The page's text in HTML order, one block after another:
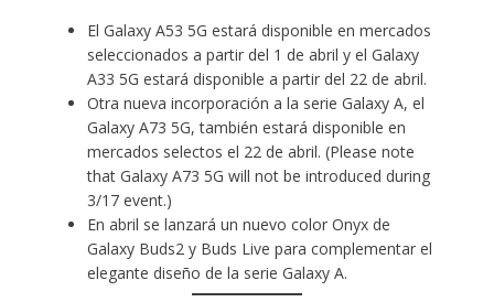
El Galaxy A53 5G estará disponible en mercados
seleccionados a partir del 1 de abril y el Galaxy
A33 5G estará disponible a partir del 22 de abril.
Otra nueva incorporación a la serie Galaxy A, el
Galaxy A73 5G, también estará disponible en
mercados selectos el 22 de abril. (Please note
that Galaxy A73 5G will not be introduced during
3/17 event.)
En abril se lanzará un nuevo color Onyx de
Galaxy Buds2 y Buds Live para complementar el
elegante diseño de la serie Galaxy A.